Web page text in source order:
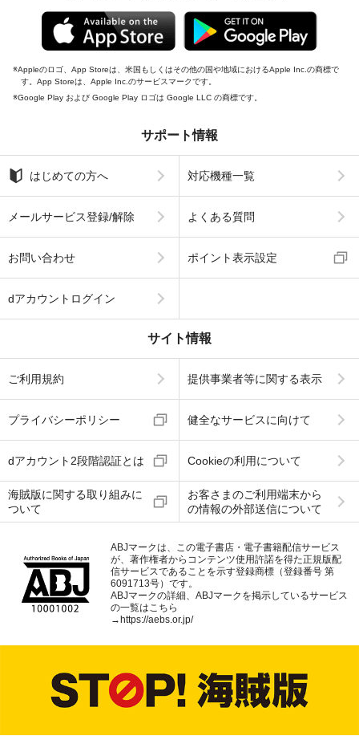
Appleのロゴ、App Storeは、米国もしくはその他の国や地域におけるApple Inc.の商標で
す。App Storeは、Apple Inc.のサービスマークです。
Google Play および Google Play ロゴは Google LLC の商標です。
サポート情報
はじめての方へ 対応機種一覧
メールサービス登録/解除 よくある質問
お問い合わせ ポイント表示設定
dアカウントログイン
サイト情報
ご利用規約 提供事業者等に関する表示
プライバシーポリシー 健全なサービスに向けて
dアカウント2段階認証とは Cookieの利用について
海賊版に関する取り組みに
ついて
お客さまのご利用端末から
の情報の外部送信について
ABJマークは、この電子書店・電子書籍配信サービス
が、著作権者からコンテンツ使用許諾を得た正規版配
信サービスであることを示す登録商標（登録番号 第
6091713号）です。
ABJマークの詳細、ABJマークを掲示しているサービス
の一覧はこちら
→ https://aebs.or.jp/